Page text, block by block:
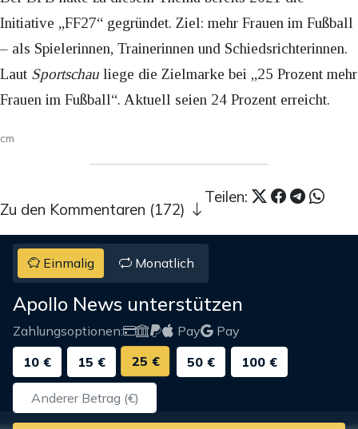
Initiative „FF27“ gegründet. Ziel: mehr Frauen im Fußball
– als Spielerinnen, Trainerinnen und Schiedsrichterinnen.
Laut Sportschauliege die Zielmarke bei „25 Prozent mehr
Frauen im Fußball“. Aktuell seien 24 Prozent erreicht.
cm
Teilen:
Zu den Kommentaren (172)
Einmalig Monatlich
Apollo News unterstützen
Zahlungsoptionen: Pay
Pay
10 €
15 € 25 € 50 € 100 €